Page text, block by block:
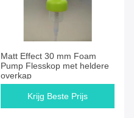
Matt Effect 30 mm Foam
Pump Flesskop met heldere
overkap
Krijg Beste Prijs